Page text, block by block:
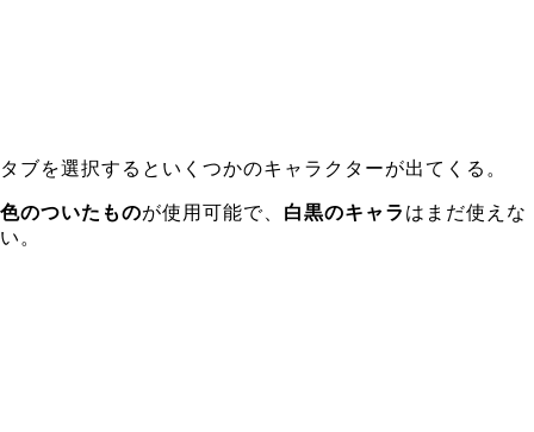
タブを選択するといくつかのキャラクターが出てくる。
色のついたものが使用可能で、 白黒のキャラ はまだ使えな
い。